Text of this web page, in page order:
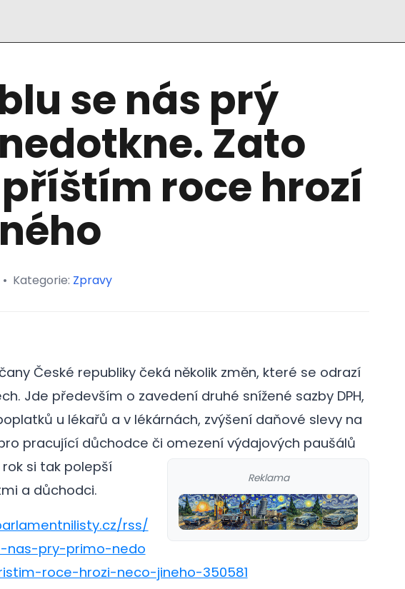
se nás prý
Zato
roce hrozí
• Kategorie: Zpravy
České republiky čeká několik změn, které se odrazí
Jde především o zavedení druhé snížené sazby DPH,
u lékařů a v lékárnách, zvýšení daňové slevy na
pracující důchodce či omezení výdajových paušálů
Reklama
rok si tak polepší
a důchodci.
rss/
nas-pry-primo-nedo
roce-hrozi-neco-jineho-350581